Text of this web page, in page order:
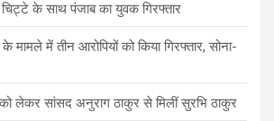
के साथ पंजाब का युवक गिरफ्तार
मामले में तीन आरोपियों को किया गिरफ्तार, सोना-
को लेकर सांसद अनुराग ठाकुर से मिलीं सुरभि ठाकुर